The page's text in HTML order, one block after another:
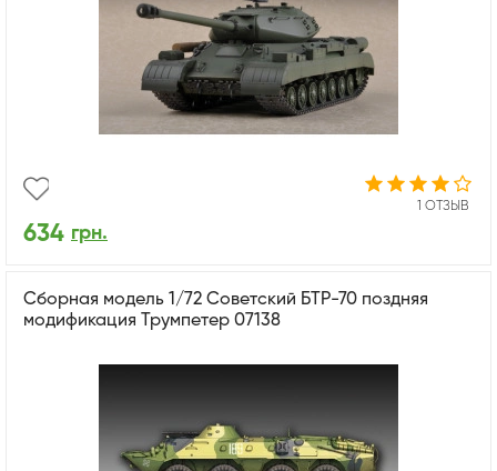
1 ОТЗЫВ
634 грн.
Сборная модель 1/72 Советский БТР-70 поздняя
модификация Трумпетер 07138